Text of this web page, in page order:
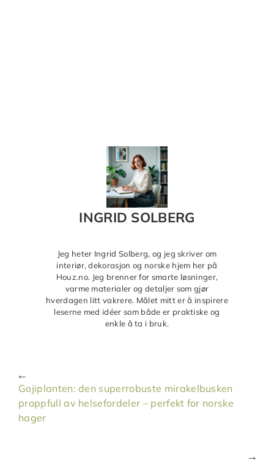
INGRID SOLBERG
Jeg heter Ingrid Solberg, og jeg skriver om
interiør, dekorasjon og norske hjem her på
Houz.no. Jeg brenner for smarte løsninger,
varme materialer og detaljer som gjør
hverdagen litt vakrere. Målet mitt er å inspirere
leserne med idéer som både er praktiske og
enkle å ta i bruk.
Gojiplanten: den superrobuste mirakelbusken
proppfull av helsefordeler – perfekt for norske
hager